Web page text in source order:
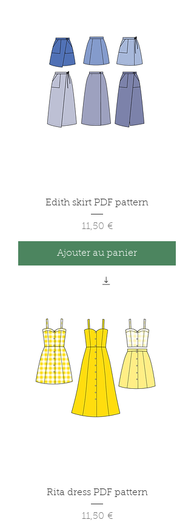
Edith skirt PDF pattern
Prix
11,50 €
Ajouter au panier
Rita dress PDF pattern
Prix
11,50 €